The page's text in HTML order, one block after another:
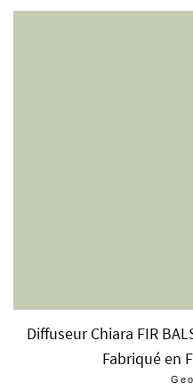
Diffuseur Chiara FIR
Fabriqué en